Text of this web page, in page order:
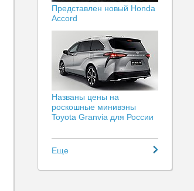
Представлен новый Honda
Accord
Названы цены на
роскошные минивэны
Toyota Granvia для России
Еще